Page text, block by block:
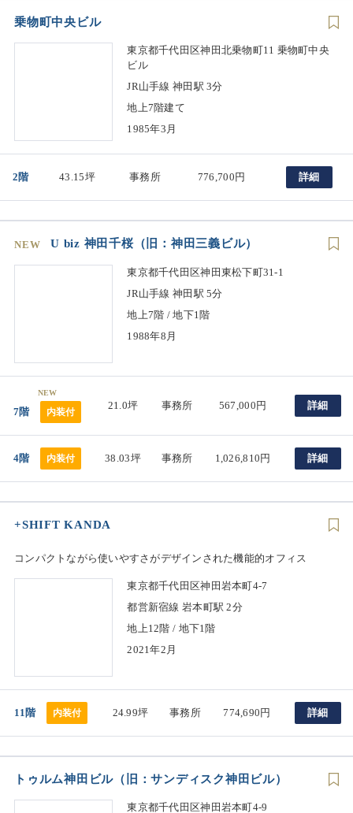
乗物町中央ビル
東京都千代田区神田北乗物町11 乗物町中央
ビル
JR山手線 神田駅 3分
地上7階建て
1985年3月
2階 43.15坪 事務所 776,700円 詳細
NEW U biz 神田千桜（旧：神田三義ビル）
東京都千代田区神田東松下町31-1
JR山手線 神田駅 5分
地上7階 / 地下1階
1988年8月
NEW
7階 内装付
21.0坪 事務所 567,000円 詳細
4階 内装付 38.03坪 事務所 1,026,810円 詳細
+SHIFT KANDA
コンパクトながら使いやすさがデザインされた機能的オフィス
東京都千代田区神田岩本町4-7
都営新宿線 岩本町駅 2分
地上12階 / 地下1階
2021年2月
11階 内装付 24.99坪 事務所 774,690円 詳細
トゥルム神田ビル（旧：サンディスク神田ビル）
東京都千代田区神田岩本町4-9